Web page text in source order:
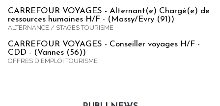
CARREFOUR VOYAGES - Alternant(e) Chargé(e) de
ressources humaines H/F - (Massy/Evry (91))
ALTERNANCE / STAGES TOURISME
CARREFOUR VOYAGES - Conseiller voyages H/F -
CDD - (Vannes (56))
OFFRES D'EMPLOI TOURISME